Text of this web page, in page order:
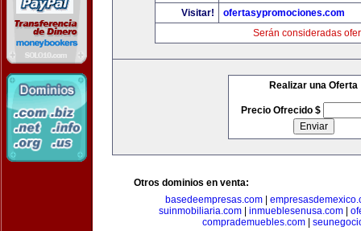
Visitar!
ofertasypromociones.com
Serán consideradas
Realizar una Oferta
Precio Ofrecido $
Otros dominios en venta:
basedeempresas.com|
suinmobiliaria.com
inmueblesenusa.com
comprademuebles.com